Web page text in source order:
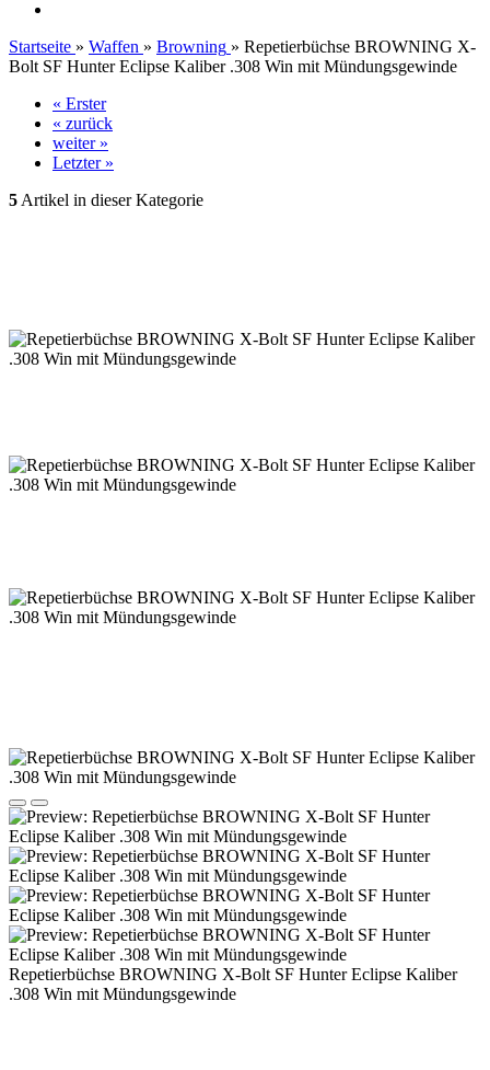
Startseite » Waffen » Browning » Repetierbüchse BROWNING X-
Bolt SF Hunter Eclipse Kaliber .308 Win mit Mündungsgewinde
« Erster
« zurück
weiter »
Letzter »
5 Artikel in dieser Kategorie
Repetierbüchse BROWNING X-Bolt SF Hunter Eclipse Kaliber
.308 Win mit Mündungsgewinde